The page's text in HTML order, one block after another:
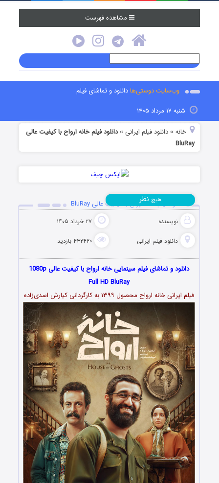
مشاهده فهرست
وب‌سایت دوستی‌هادانلود و تماشای فیلم
شنبه ۱۷ مرداد ۱۴۰۵
خانه »دانلود فیلم‌ ایرانی »دانلود فیلم خانه ارواح با کیفیت عالی
BluRay
دانلود فیلم خانه ارواح با کیفیت عالی BluRay
نویسنده ۲۷ خرداد ۱۴۰۵
دانلود فیلم‌ ایرانی ۴۳۲۴۲۰ بازدید
هیچ نظر
دانلود و تماشای فیلم سینمایی خانه ارواح با کیفیت عالی 1080p
Full HD BluRay
فیلم ایرانی خانه ارواح محصول ۱۳۹۹ به کارگردانی کیارش اسدی‌زاده